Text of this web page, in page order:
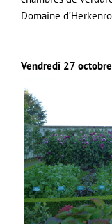
Domaine
Vendredi 27